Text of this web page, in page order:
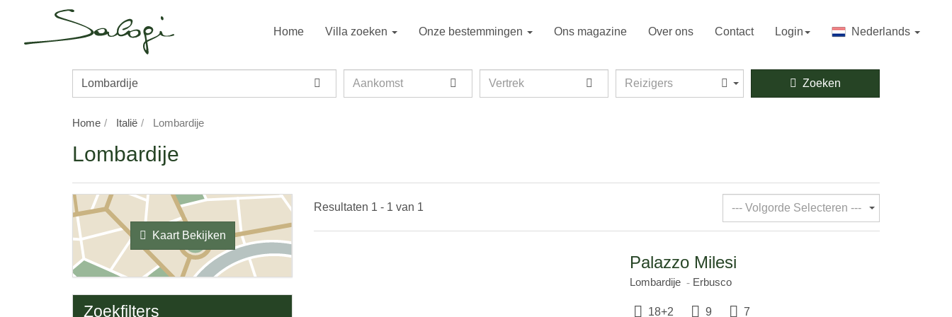
Home Villa zoeken Onze bestemmingen Ons magazine Over ons Contact Login Nederlands
Bestemming/Naam
Aankomst Vertrek Reizigers
Reizigers Zoeken
Home Italië Lombardije
Lombardije
Resultaten 1 - 1 van 1 --- Volgorde Selecteren ---
Palazzo Milesi
Lombardije Erbusco
18+2 9 7
Kaart Bekijken
Zoekfilters